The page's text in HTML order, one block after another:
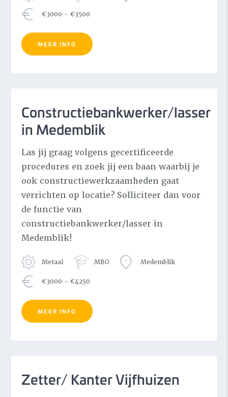
€3000 - €3500
MEER INFO
Constructiebankwerker/lasser
in Medemblik
Las jij graag volgens gecertificeerde
procedures en zoek jij een baan waarbij je
ook constructiewerkzaamheden gaat
verrichten op locatie? Solliciteer dan voor
de functie van
constructiebankwerker/lasser in
Medemblik!
Metaal MBO Medemblik
€3000 - €4250
MEER INFO
Zetter/ Kanter Vijfhuizen